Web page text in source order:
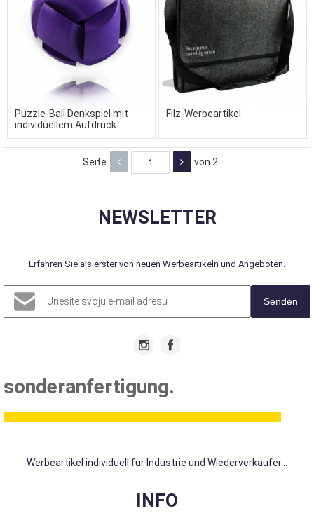
Puzzle-Ball Denkspiel mit
individuellem Aufdruck
Filz-Werbeartikel
Seite von 2
NEWSLETTER
Erfahren Sie als erster von neuen Werbeartikeln und Angeboten.
Senden
sonderanfertigung.
Werbeartikel individuell für Industrie und Wiederverkäufer...
INFO